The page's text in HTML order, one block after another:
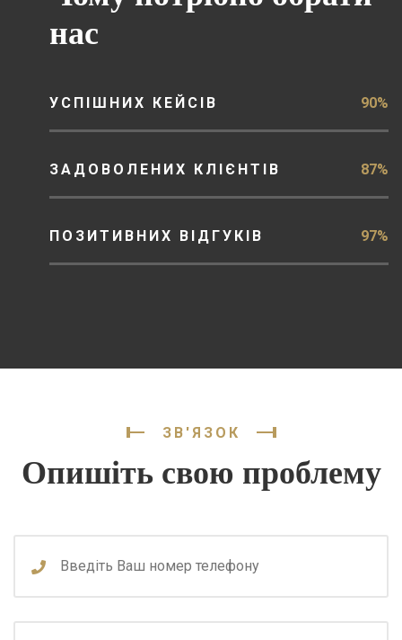
нас
УСПІШНИХ КЕЙСІВ 90%
ЗАДОВОЛЕНИХ КЛІЄНТІВ 87%
ПОЗИТИВНИХ ВІДГУКІВ 97%
ЗВ'ЯЗОК
Опишіть свою проблему